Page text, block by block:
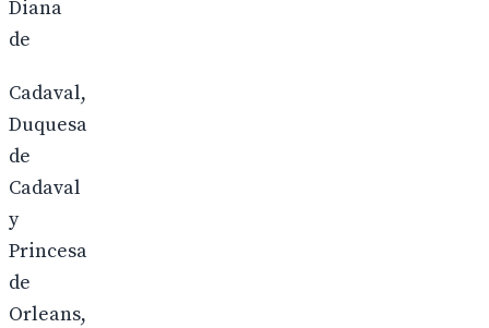
Diana
de
Cadaval,
Duquesa
de
Cadaval
y
Princesa
de
Orleans,